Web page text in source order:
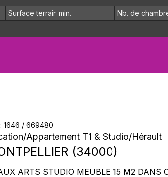
1646 / 669480
/Appartement T1 & Studio/Hérault
(34000)
ARTS STUDIO MEUBLE 15 M2 DANS